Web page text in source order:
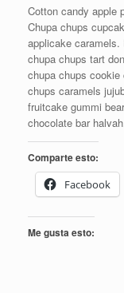
Cotton candy apple
Chupa chups
applicake caramels.
chupa chups tart
chupa chups
chups caramels
fruitcake gummi
chocolate bar
Comparte esto:
Facebook
Me gusta esto: